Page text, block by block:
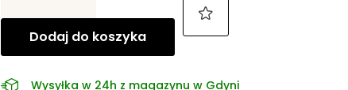
Dodaj do koszyka
Wysyłka w 24h z magazynu w Gdyni